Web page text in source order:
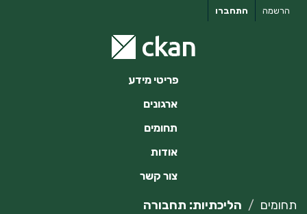
התחברו הרשמה
פריטי מידע
ארגונים
תחומים
אודות
צור קשר
תחומים הליכתיות: תחבורה